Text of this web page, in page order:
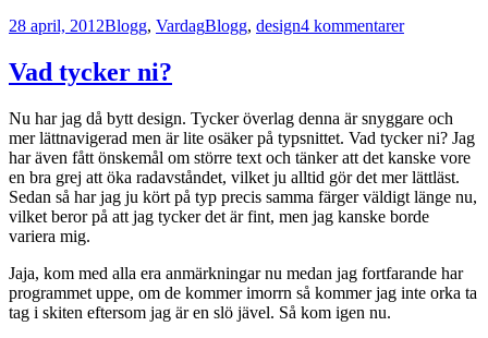
Postat
28 april, 2012Kategorier
Blogg, VardagTaggar
Blogg, design4 kommentarertill
Vad tycker ni?
Nu har jag då bytt design. Tycker överlag denna är snyggare och
mer lättnavigerad men är lite osäker på typsnittet. Vad tycker ni? Jag
har även fått önskemål om större text och tänker att det kanske vore
en bra grej att öka radavståndet, vilket ju alltid gör det mer lättläst.
Sedan så har jag ju kört på typ precis samma färger väldigt länge nu,
vilket beror på att jag tycker det är fint, men jag kanske borde
variera mig.
Jaja, kom med alla era anmärkningar nu medan jag fortfarande har
programmet uppe, om de kommer imorrn så kommer jag inte orka ta
tag i skiten eftersom jag är en slö jävel. Så kom igen nu.